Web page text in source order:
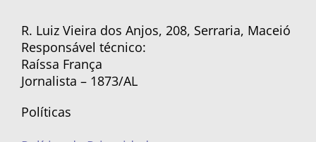
R. Luiz Vieira dos Anjos, 208, Serraria, Maceió
Responsável técnico:
Raíssa França
Jornalista – 1873/AL
Políticas